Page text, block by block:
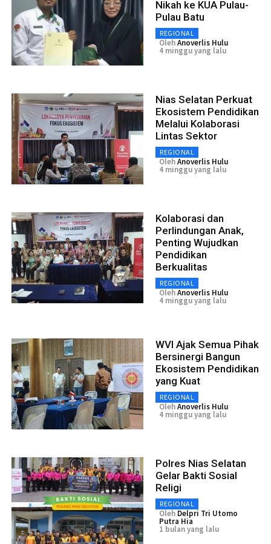
Nikah ke KUA Pulau-
Pulau Batu
REGIONAL
OlehAnoverlis Hulu
4 minggu yang lalu
Nias Selatan Perkuat
Ekosistem Pendidikan
Melalui Kolaborasi
Lintas Sektor
REGIONAL
OlehAnoverlis Hulu
4 minggu yang lalu
Kolaborasi dan
Perlindungan Anak,
Penting Wujudkan
Pendidikan
Berkualitas
REGIONAL
OlehAnoverlis Hulu
4 minggu yang lalu
WVI Ajak Semua Pihak
Bersinergi Bangun
Ekosistem Pendidikan
yang Kuat
REGIONAL
OlehAnoverlis Hulu
4 minggu yang lalu
Polres Nias Selatan
Gelar Bakti Sosial
Religi
REGIONAL
Oleh Delpri Tri Utomo
Putra Hia
1 bulan yang lalu